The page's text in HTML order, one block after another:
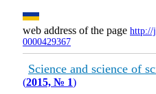
web address of the page http://
0000429367
Science and science of
(2015, № 1)